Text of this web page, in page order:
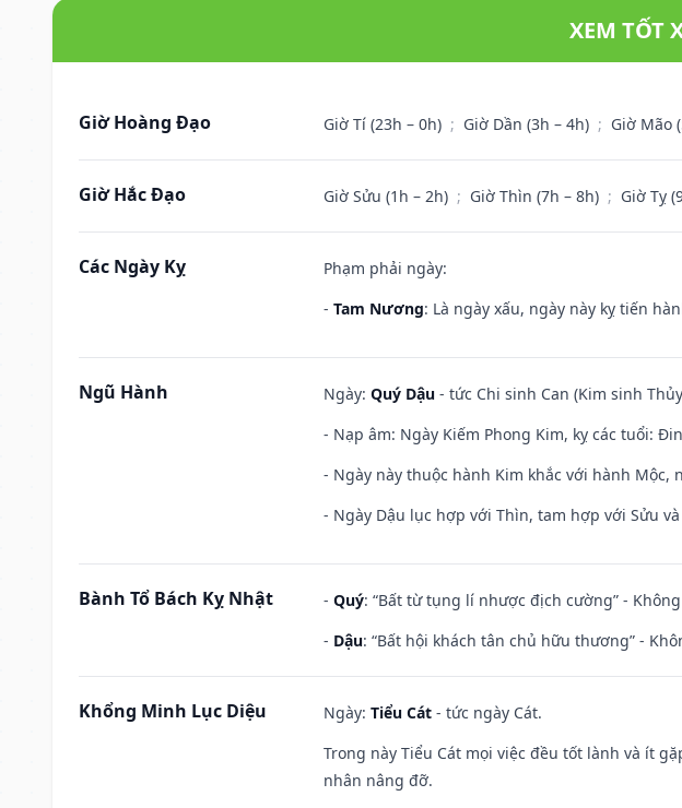
XEM TỐT
Giờ Hoàng Đạo Giờ Tí (23h – 0h) ; Giờ Dần (3h – 4h) ; Giờ Mão
Giờ Hắc Đạo Giờ Sửu (1h – 2h) ; Giờ Thìn (7h – 8h) ; Giờ Tỵ
Các Ngày Kỵ
Phạm phải ngày:
- Tam Nương: Là ngày xấu, ngày này kỵ tiến
Ngũ Hành Ngày: Quý Dậu - tức Chi sinh Can (Kim sinh
- Nạp âm: Ngày Kiếm Phong Kim, kỵ các tuổi:
- Ngày này thuộc hành Kim khắc với hành Mộc,
- Ngày Dậu lục hợp với Thìn, tam hợp với Sửu
Bành Tổ Bách Kỵ Nhật - Quý: “Bất từ tụng lí nhược địch cường” -
- Dậu: “Bất hội khách tân chủ hữu thương” -
Khổng Minh Lục Diệu Ngày: Tiểu Cát - tức ngày Cát.
Trong này Tiểu Cát mọi việc đều tốt lành và ít
nhân nâng đỡ.